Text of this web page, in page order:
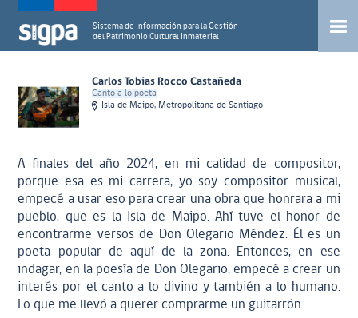
Sistema de Información para la Gestión
del Patrimonio Cultural Inmaterial
Carlos Tobias Rocco Castañeda
Canto a lo poeta
Isla de Maipo, Metropolitana de Santiago
A finales del año 2024, en mi calidad de compositor,
porque esa es mi carrera, yo soy compositor musical,
empecé a usar eso para crear una obra que honrara a mi
pueblo, que es la Isla de Maipo. Ahí tuve el honor de
encontrarme versos de Don Olegario Méndez. Él es un
poeta popular de aquí de la zona. Entonces, en ese
indagar, en la poesía de Don Olegario, empecé a crear un
interés por el canto a lo divino y también a lo humano.
Lo que me llevó a querer comprarme un guitarrón.